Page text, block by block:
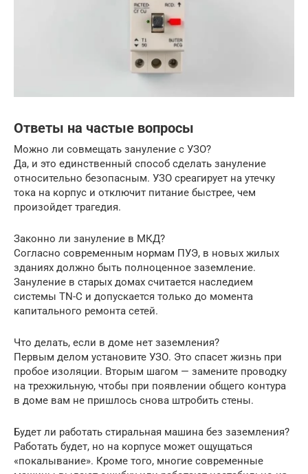
Ответы на частые вопросы
Можно ли совмещать зануление с УЗО?
Да, и это единственный способ сделать зануление
относительно безопасным. УЗО среагирует на утечку
тока на корпус и отключит питание быстрее, чем
произойдет трагедия.
Законно ли зануление в МКД?
Согласно современным нормам ПУЭ, в новых жилых
зданиях должно быть полноценное заземление.
Зануление в старых домах считается наследием
системы TN-C и допускается только до момента
капитального ремонта сетей.
Что делать, если в доме нет заземления?
Первым делом установите УЗО. Это спасет жизнь при
пробое изоляции. Вторым шагом — замените проводку
на трехжильную, чтобы при появлении общего контура
в доме вам не пришлось снова штробить стены.
Будет ли работать стиральная машина без заземления?
Работать будет, но на корпусе может ощущаться
«покалывание». Кроме того, многие современные